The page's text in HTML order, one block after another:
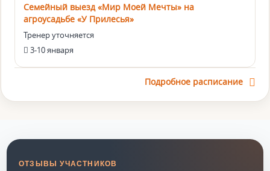
Семейный выезд «Мир Моей Мечты» на
агроусадьбе «У Прилесья»
Тренер уточняется
3-10 января
Подробное расписание
ОТЗЫВЫ УЧАСТНИКОВ